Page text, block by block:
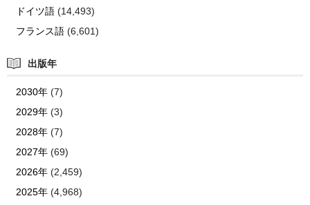
ドイツ語(14,493)
フランス語(6,601)
出版年
2030年(7)
2029年(3)
2028年(7)
2027年(69)
2026年(2,459)
2025年(4,968)